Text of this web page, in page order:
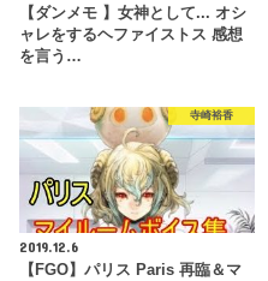
【ダンメモ 】女神として... オシ
ャレをするヘファイストス 感想
を言う…
寺崎裕香
2019.12.6
【FGO】パリス Paris 再臨＆マ